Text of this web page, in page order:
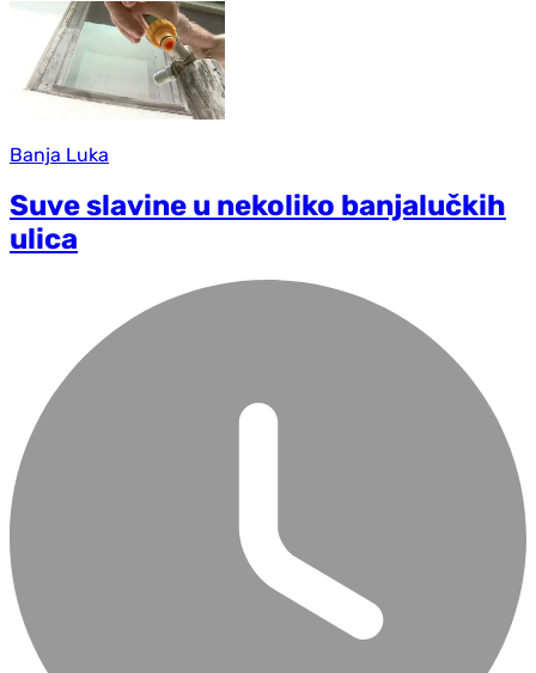
Banja Luka
Suve slavine u nekoliko banjalučkih
ulica